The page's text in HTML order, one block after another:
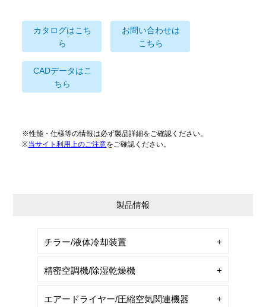
カタログはこち
ら
お問い合わせは
こちら
CADデータはこ
ちら
※性能・仕様等の情報は必ず製品詳細をご確認ください。
※当サイト利用上のご注意をご確認ください。
製品情報
チラー/液体冷却装置
精密空調機/除湿乾燥機
エアードライヤー/圧縮空気関連機器